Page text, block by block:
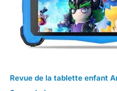
Revue de la tablette enfant